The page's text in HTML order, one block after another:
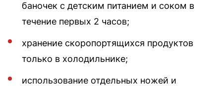
баночек с детским питанием и соком в
течение первых 2 часов;
хранение скоропортящихся продуктов
только в холодильнике;
использование отдельных ножей и